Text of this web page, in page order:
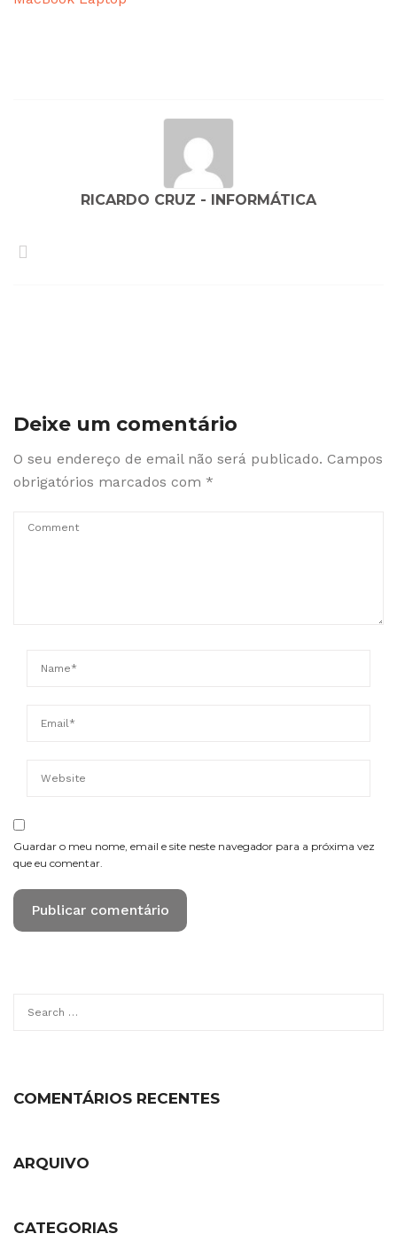
RICARDO CRUZ - INFORMÁTICA
Deixe um comentário
O seu endereço de email não será publicado. Campos
obrigatórios marcados com *
Guardar o meu nome, email e site neste navegador para a próxima vez
que eu comentar.
for:
COMENTÁRIOS RECENTES
ARQUIVO
CATEGORIAS